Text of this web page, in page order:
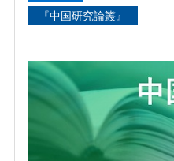
『中国研究論叢』